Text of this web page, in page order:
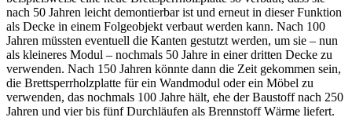
nach 50 Jahren leicht demontierbar ist und erneut in dieser Funktion
als Decke in einem Folgeobjekt verbaut werden kann. Nach 100
Jahren müssten eventuell die Kanten gestutzt werden, um sie – nun
als kleineres Modul – nochmals 50 Jahre in einer dritten Decke zu
verwenden. Nach 150 Jahren könnte dann die Zeit gekommen sein,
die Brettsperrholzplatte für ein Wandmodul oder ein Möbel zu
verwenden, das nochmals 100 Jahre hält, ehe der Baustoff nach 250
Jahren und vier bis fünf Durchläufen als Brennstoff Wärme liefert.